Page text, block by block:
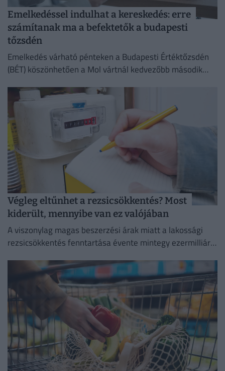
Emelkedéssel indulhat a kereskedés: erre
számítanak ma a befektetők a budapesti
tőzsdén
Emelkedés várható pénteken a Budapesti Értéktőzsdén
(BÉT) köszönhetően a Mol vártnál kedvezőbb második
elemzője szerint.
Végleg eltűnhet a rezsicsökkentés? Most
kiderült, mennyibe van ez valójában
A viszonylag magas beszerzési árak miatt a lakossági
rezsicsökkentés fenntartása évente mintegy ezermilliárd